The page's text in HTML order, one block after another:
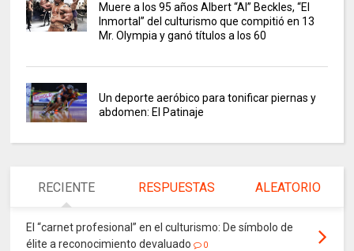
Muere a los 95 años Albert “Al” Beckles, “El
Inmortal” del culturismo que compitió en 13
Mr. Olympia y ganó títulos a los 60
Un deporte aeróbico para tonificar piernas y
abdomen: El Patinaje
RECIENTE RESPUESTAS ALEATORIO
El “carnet profesional” en el culturismo: De símbolo de
élite a reconocimiento devaluado
0